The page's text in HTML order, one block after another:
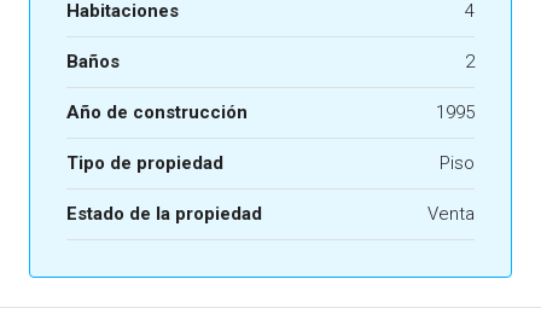
Habitaciones 4
Baños 2
Año de construcción 1995
Tipo de propiedad Piso
Estado de la propiedad Venta